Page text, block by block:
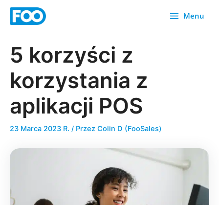
Przejdź
Menu
5 korzyści z
korzystania z
aplikacji POS
23 Marca 2023 R. / Przez Colin D (FooSales)